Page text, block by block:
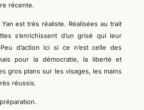
récente.
est très réaliste. Réalisées au trait
s’enrichissent d’un grisé qui leur
d’action ici si ce n’est celle des
pour la démocratie, la liberté et
gros plans sur les visages, les mains
réussis.